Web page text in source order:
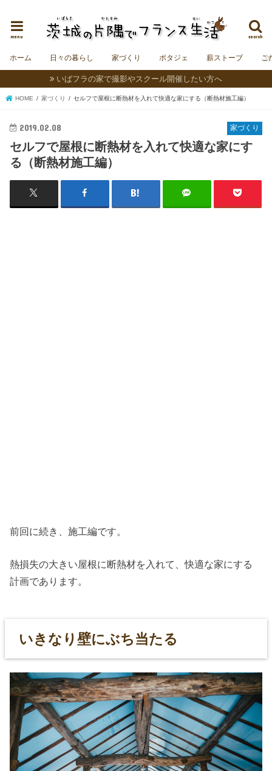
search
menu
ホーム 日々の暮らし 家づくり ポタジェ 薪ストーブ こ
いばフラの家で撮影やスクール開催したい方へ
HOME 家づくり セルフで屋根に断熱材を入れて快適な家にする（断熱材施工編）
家づくり
2019.02.08
セルフで屋根に断熱材を入れて快適な家にす
る（断熱材施工編）
前回に続き、施工編です。
熱損失の大きい屋根に断熱材を入れて、快適な家にする
計画であります。
いきなり壁にぶち当たる